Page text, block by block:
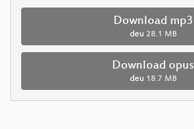
Download mp3
deu 28.1 MB
Download opus
deu 18.7 MB